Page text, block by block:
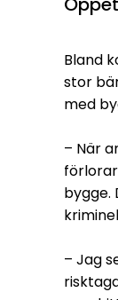
Bland
stor
med
– När
bygge.
– Jag